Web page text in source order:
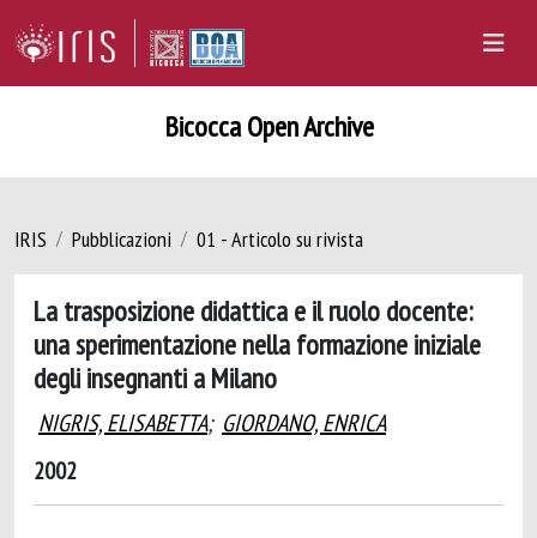
Bicocca Open Archive
IRIS Pubblicazioni 01 - Articolo su rivista
La trasposizione didattica e il ruolo docente:
una sperimentazione nella formazione iniziale
degli insegnanti a Milano
NIGRIS, ELISABETTA; GIORDANO, ENRICA
2002